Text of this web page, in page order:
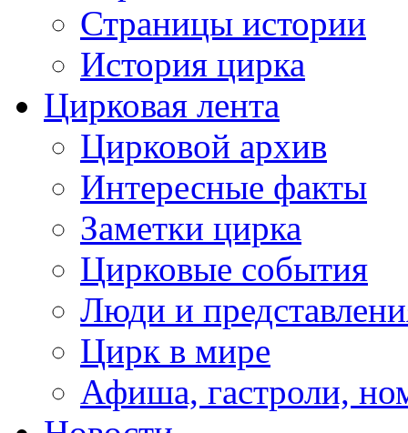
Страницы истории
История цирка
Цирковая лента
Цирковой архив
Интересные факты
Заметки цирка
Цирковые события
Люди и
Цирк в мире
Афиша, гастроли,